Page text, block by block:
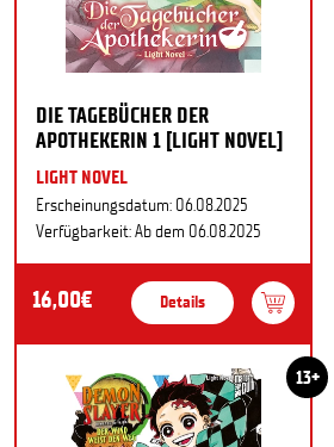
DIE TAGEBÜCHER DER
APOTHEKERIN 1 [LIGHT NOVEL]
LIGHT NOVEL
Erscheinungsdatum: 06.08.2025
Verfügbarkeit: Ab dem 06.08.2025
16,00€ Details
13+